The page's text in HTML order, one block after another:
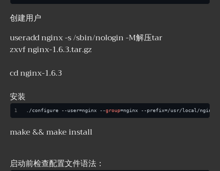
创建用户
useradd nginx -s /sbin/nologin -M解压tar
zxvf nginx-1.6.3.tar.gz
cd nginx-1.6.3
安装
./configure --user=nginx --group=nginx --prefix=/usr/local/nginx
make && make install
启动前检查配置文件语法：